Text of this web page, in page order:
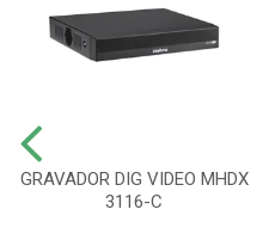
GRAVADOR DIG VIDEO MHDX
3116-C